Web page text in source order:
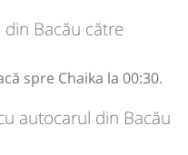
Bacău către
spre Chaika la 00:30.
autocarul din Bacău